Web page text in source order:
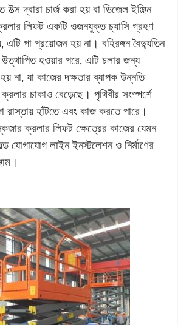
উত্স দ্বারা চার্জ করা হয় বা ডিজেল ইঞ্জিন
লিফট একটি ওজনযুক্ত চ্যাসি গ্রহণ
পা প্রয়োজন হয় না। বহিরঙ্গন বৈদ্যুতিন
উত্থাপিত হওয়ার পরে, এটি চলার জন্য
না, যা কাজের দক্ষতার ব্যাপক উন্নতি
চাকাও বেড়েছে। পৃথিবীর সংস্পর্শে
রাস্তায় হাঁটতে এবং কাজ করতে পারে।
ক্রলার লিফট ক্ষেত্রের কাজের যেমন
যোগাযোগ লাইন ইনস্টলেশন ও নির্মাণের